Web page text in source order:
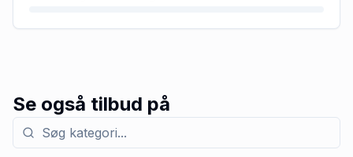
Se også tilbud på
Søg efter kategori med tilbud